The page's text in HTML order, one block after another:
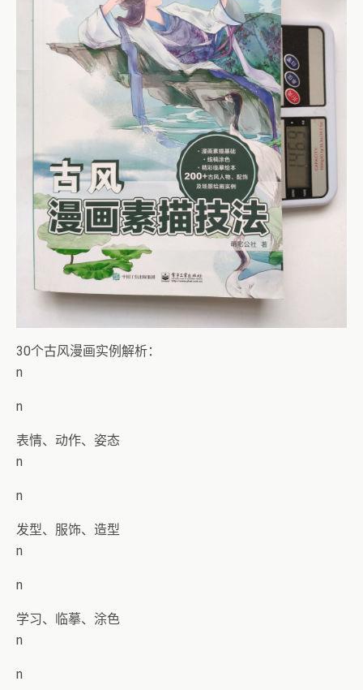
30个古风漫画实例解析：
n
n
表情、动作、姿态
n
n
发型、服饰、造型
n
n
学习、临摹、涂色
n
n